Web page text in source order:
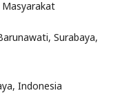
Masyarakat
Surabaya,
Indonesia